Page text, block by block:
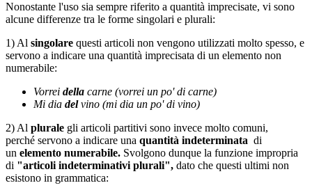
Nonostante l'uso sia sempre riferito a quantità imprecisate, vi sono
alcune differenze tra le forme singolari e plurali:
1) Al singolare questi articoli non vengono utilizzati molto spesso, e
servono a indicare una quantità imprecisata di un elemento non
numerabile:
Vorrei della carne (vorrei un po' di carne)
Mi dia delvino (mi dia un po' di vino)
2) Al plurale gli articoli partitivi sono invece molto comuni,
perché servono a indicare una quantità indeterminata di
un elemento numerabile. Svolgono dunque la funzione impropria
di "articoli indeterminativi plurali", dato che questi ultimi non
esistono in grammatica: